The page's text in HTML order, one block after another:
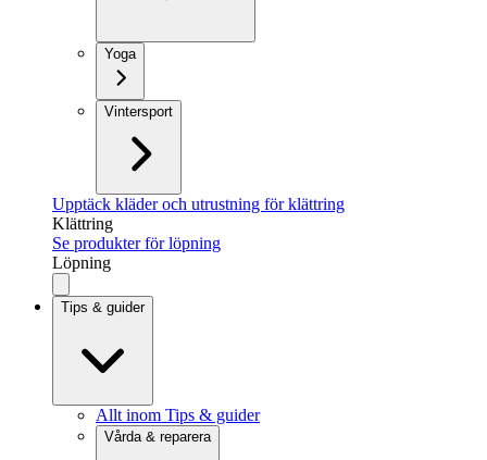
Yoga
Vintersport
Upptäck kläder och utrustning för klättring
Klättring
Se produkter för löpning
Löpning
Tips & guider
Allt inom Tips & guider
Vårda & reparera